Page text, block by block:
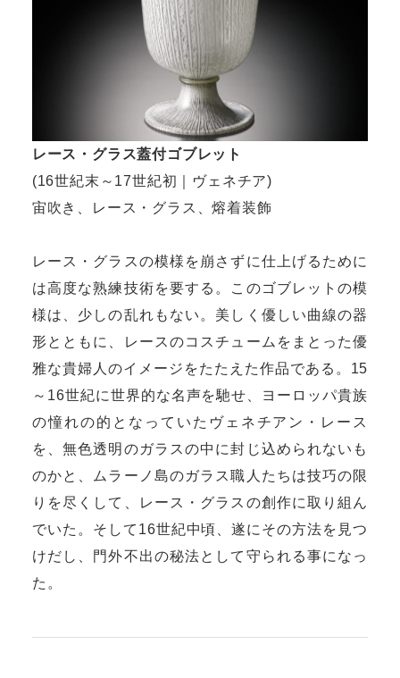
レース・グラス蓋付ゴブレット
(16世紀末～17世紀初｜ヴェネチア)
宙吹き、レース・グラス、熔着装飾
レース・グラスの模様を崩さずに仕上げるために
は高度な熟練技術を要する。このゴブレットの模
様は、少しの乱れもない。美しく優しい曲線の器
形とともに、レースのコスチュームをまとった優
雅な貴婦人のイメージをたたえた作品である。15
～16世紀に世界的な名声を馳せ、ヨーロッパ貴族
の憧れの的となっていたヴェネチアン・レース
を、無色透明のガラスの中に封じ込められないも
のかと、ムラーノ島のガラス職人たちは技巧の限
りを尽くして、レース・グラスの創作に取り組ん
でいた。そして16世紀中頃、遂にその方法を見つ
けだし、門外不出の秘法として守られる事になっ
た。